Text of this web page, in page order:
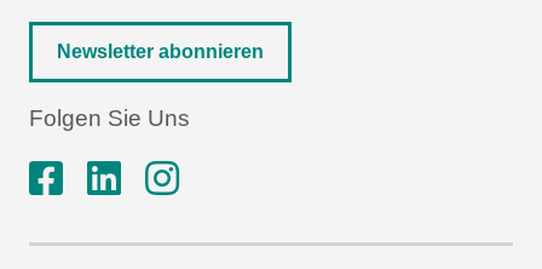
Newsletter abonnieren
Folgen Sie Uns